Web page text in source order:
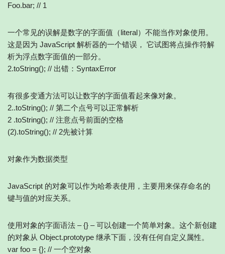
Foo.bar; // 1
一个常见的误解是数字的字面值（literal）不能当作对象使用。
这是因为 JavaScript 解析器的一个错误， 它试图将点操作符解
析为浮点数字面值的一部分。
2.toString(); // 出错：SyntaxError
有很多变通方法可以让数字的字面值看起来像对象。
2..toString(); // 第二个点号可以正常解析
2 .toString(); // 注意点号前面的空格
(2).toString(); // 2先被计算
对象作为数据类型
JavaScript 的对象可以作为哈希表使用，主要用来保存命名的
键与值的对应关系。
使用对象的字面语法 – {} – 可以创建一个简单对象。这个新创建
的对象从 Object.prototype 继承下面，没有任何自定义属性。
var foo = {}; // 一个空对象